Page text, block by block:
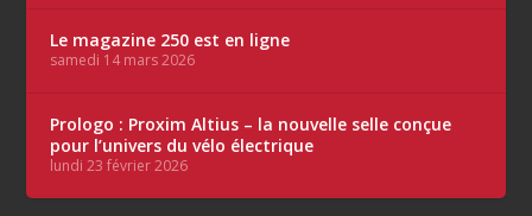
Le magazine 250 est en ligne
samedi 14 mars 2026
Prologo : Proxim Altius – la nouvelle selle conçue
pour l’univers du vélo électrique
lundi 23 février 2026